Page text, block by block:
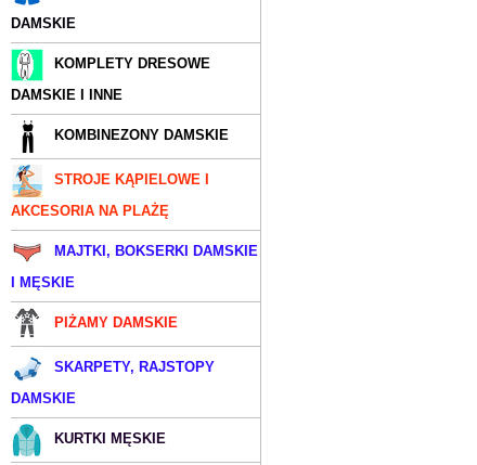
DAMSKIE
KOMPLETY DRESOWE
DAMSKIE I INNE
KOMBINEZONY DAMSKIE
STROJE KĄPIELOWE I
AKCESORIA NA PLAŻĘ
MAJTKI, BOKSERKI DAMSKIE
I MĘSKIE
PIŻAMY DAMSKIE
SKARPETY, RAJSTOPY
DAMSKIE
KURTKI MĘSKIE